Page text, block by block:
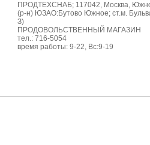
ПРОДТЕХСНАБ; 117042, Москва,
(р-н) ЮЗАО:Бутово Южное; ст.м.
З)
ПРОДОВОЛЬСТВЕННЫЙ МАГАЗИН
тел.: 716-5054
время работы: 9-22, Вс:9-19